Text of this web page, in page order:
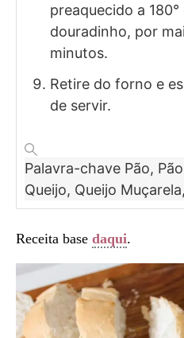
preaquecido a
douradinho, por
minutos.
Retire do forno e
de servir.
Palavra-chave Pão,
Queijo, Queijo
Receita base daqui.